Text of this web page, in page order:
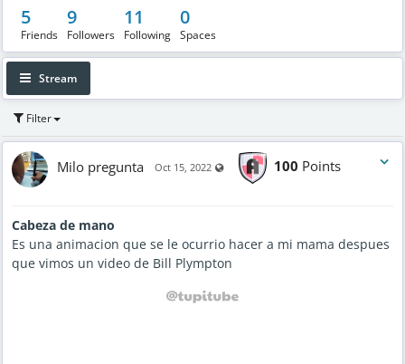
5
Friends
9
Followers
11
Following
0
Spaces
Stream
Filter
Milo pregunta Oct 15, 2022 Visible also to unregistered users
100 Points
Cabeza de mano
Es una animacion que se le ocurrio hacer a mi mama despues
que vimos un video de Bill Plympton